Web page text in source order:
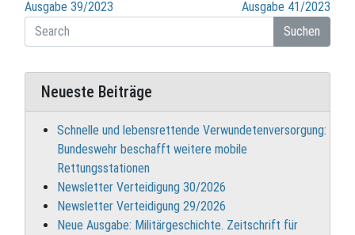
Beitragsnavigation
Ausgabe 39/2023
Ausgabe 41/2023
Suchen
Neueste Beiträge
Schnelle und lebensrettende Verwundetenversorgung:
Bundeswehr beschafft weitere mobile
Rettungsstationen
Newsletter Verteidigung 30/2026
Newsletter Verteidigung 29/2026
Neue Ausgabe: Militärgeschichte. Zeitschrift für